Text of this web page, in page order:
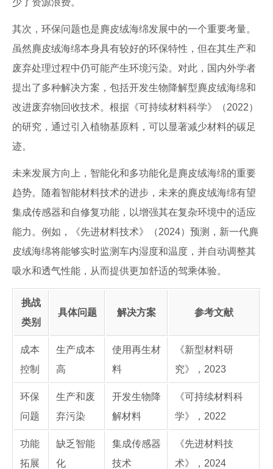
少了资源浪费。
其次，环保问题也是麂皮绒海绵发展中的一个重要考量。
虽然麂皮绒海绵本身具有较好的环保特性，但在其生产和
废弃处理过程中仍可能产生环境污染。对此，国内外学者
提出了多种解决方案，包括开发生物降解型麂皮绒海绵和
改进废弃物回收技术。根据《可持续材料科学》（2022）
的研究，通过引入植物基原料，可以显著减少材料的碳足
迹。
未来发展方向上，智能化和多功能化是麂皮绒海绵的重要
趋势。随着智能材料技术的进步，未来的麂皮绒海绵有望
集成传感器和自修复功能，以增强其在复杂环境中的适应
能力。例如，《先进材料技术》（2024）预测，新一代麂
皮绒海绵将能够实时监测车内湿度和温度，并自动调整其
吸水和透气性能，从而提供更加舒适的驾乘体验。
挑战
类别
具体问题 解决方案 参考文献
成本
控制
生产成本
高
使用再生材
料
《新型材料研
究》，2023
环保
问题
生产和废
弃污染
开发生物降
解材料
《可持续材料科
学》，2022
功能
拓展
缺乏智能
化
集成传感器
技术
《先进材料技
术》，2024